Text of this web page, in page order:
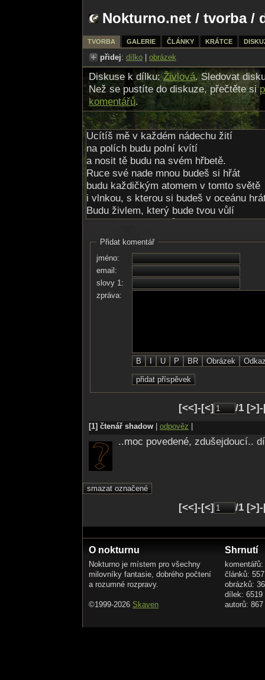
Nokturno.net / tvorba/
TVORBA GALERIE ČLÁNKY KRÁTCE
přidej: dílko obrázek
Diskuse k dílku:Živlová. Sledovat
Než se pustíte do diskuze, přečtěte si
komentářů.
Ucítíš mě v každém nádechu žití
na polích budu polní kvítí
a nosit tě budu na svém hřbetě.
Ruce své nade mnou budeš si hřát
budu každičkým atomem v tomto světě
i vlnkou, s kterou si budeš v oceánu
Budu živlem, který bude tvou vůlí
budu tvou druhou půlí.
postavím pro tebe vzdušné zámky
a zapláču tvými slzami... až se zboří
Přidat komentář
jméno:
email:
slovy 1:
zpráva:
[<<]-[<] /1
[1] čtenář shadow odpověz
..moc povedené, zdušejdoucí..
[<<]-[<] /1
O nokturnu
Nokturno je místem pro všechny
milovníky fantasie, dobrého počtení
a rozumné rozpravy.
©1999-2026 Skaven
Shrnutí
článků: 557
obrázků:
dílek: 6519
autorů: 867